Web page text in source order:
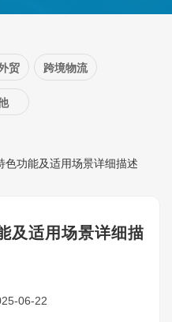
贸 跨境物流
色功能及适用场景详细描述
及适用场景详细描
06-22